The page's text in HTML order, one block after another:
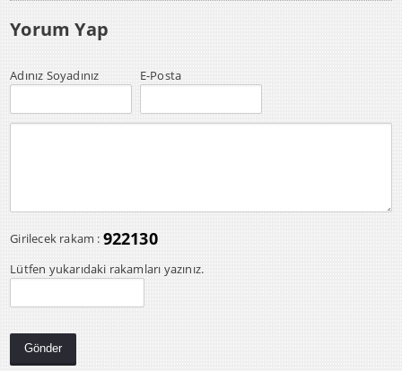
Yorum Yap
Adınız Soyadınız E-Posta
Girilecek rakam : 922130
Lütfen yukarıdaki rakamları yazınız.